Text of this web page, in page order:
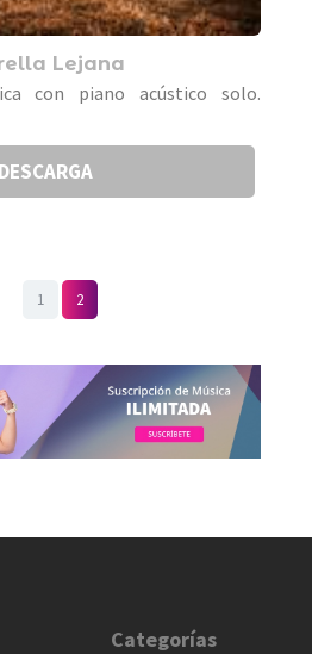
Lejana
con piano acústico solo.
DESCARGA
1 2
Categorías